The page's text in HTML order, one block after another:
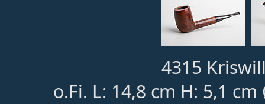
4315
o.Fi. L: 14,8 cm H: 5,1 cm